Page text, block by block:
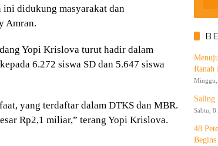
didukung masyarakat dan
Amran.
Yopi Krislova turut hadir dalam
6.272 siswa SD dan 5.647 siswa
yang terdaftar dalam DTKS dan MBR.
Rp2,1 miliar,” terang Yopi Krislova.
Ranah
Minggu,
Saling
Sabtu, 8
48